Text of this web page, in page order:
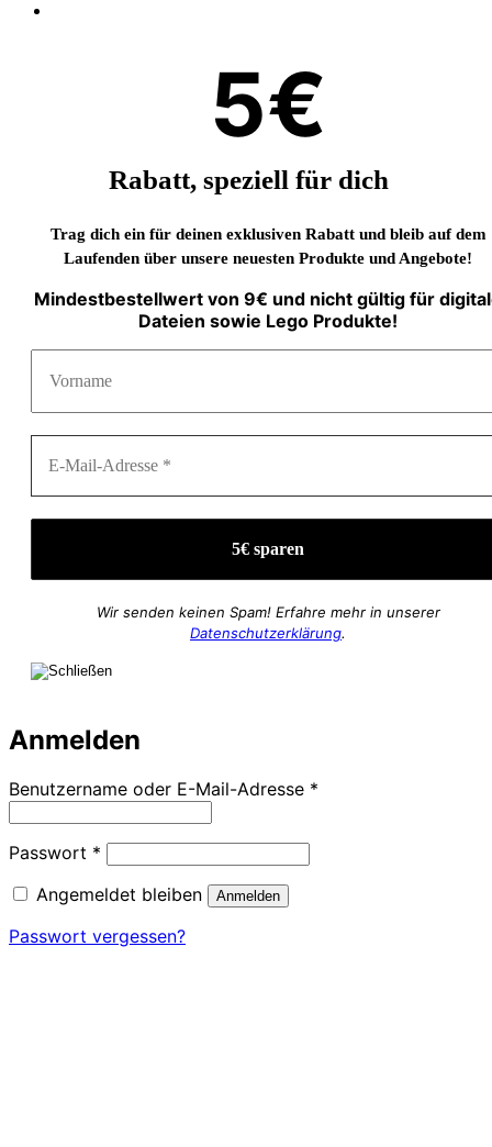
5€
Rabatt, speziell für dich
Trag dich ein für deinen exklusiven Rabatt und bleib auf dem
Laufenden über unsere neuesten Produkte und Angebote!
Mindestbestellwert von 9€ und nicht gültig für
Dateien sowie Lego Produkte!
Wir senden keinen Spam! Erfahre mehr in unserer
Datenschutzerklärung.
Anmelden
Benutzername oder E-Mail-Adresse *
Passwort * Erforderlich
Angemeldet bleiben
Anmelden
Passwort vergessen?